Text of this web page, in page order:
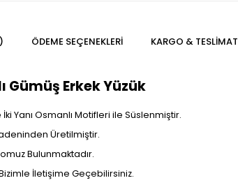
ÖDEME SEÇENEKLERI KARGO & TESLIMAT
Gümüş Erkek Yüzük
Yanı Osmanlı Motifleri ile Süslenmiştir.
Üretilmiştir.
Bulunmaktadır.
İletişime Geçebilirsiniz.